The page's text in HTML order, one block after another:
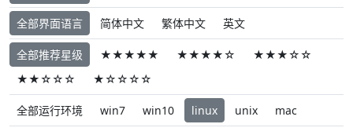
全部界面语言 简体中文 繁体中文 英文
全部推荐星级 ★★★★★ ★★★★☆
★★★☆☆
★★☆☆☆
★☆☆☆☆
全部运行环境 win7 win10 linux unix mac